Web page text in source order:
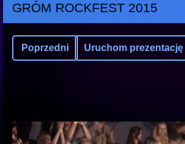
GRÓM ROCKFEST 2015
Poprzedni Uruchom prezentację